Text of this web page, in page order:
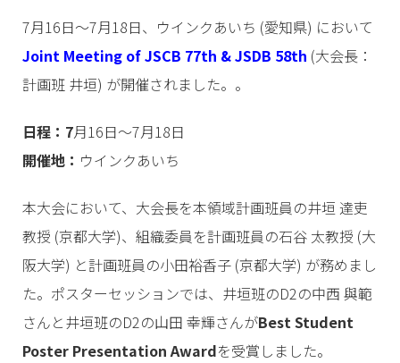
7月16日～7月18日、ウインクあいち (愛知県) において
Joint Meeting of JSCB 77th & JSDB 58th (大会長：
計画班 井垣) が開催されました。。
日程：7月16日～7月18日
開催地： ウインクあいち
本大会において、大会長を本領域計画班員の井垣 達吏
教授 (京都大学)、組織委員を計画班員の石谷 太教授 (大
阪大学) と計画班員の小田裕香子 (京都大学) が務めまし
た。ポスターセッションでは、井垣班のD2の中西 與範
さんと井垣班のD2の山田 幸輝さんがBest Student
Poster Presentation Awardを受賞しました。